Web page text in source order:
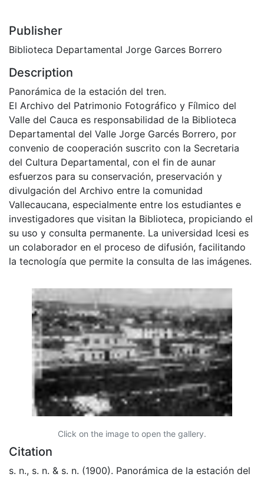
Publisher
Biblioteca Departamental Jorge Garces Borrero
Description
Panorámica de la estación del tren.
El Archivo del Patrimonio Fotográfico y Fílmico del
Valle del Cauca es responsabilidad de la Biblioteca
Departamental del Valle Jorge Garcés Borrero, por
convenio de cooperación suscrito con la Secretaria
del Cultura Departamental, con el fin de aunar
esfuerzos para su conservación, preservación y
divulgación del Archivo entre la comunidad
Vallecaucana, especialmente entre los estudiantes e
investigadores que visitan la Biblioteca, propiciando el
su uso y consulta permanente. La universidad Icesi es
un colaborador en el proceso de difusión, facilitando
la tecnología que permite la consulta de las imágenes.
Click on the image to open the gallery.
Citation
s. n., s. n. & s. n. (1900). Panorámica de la estación del